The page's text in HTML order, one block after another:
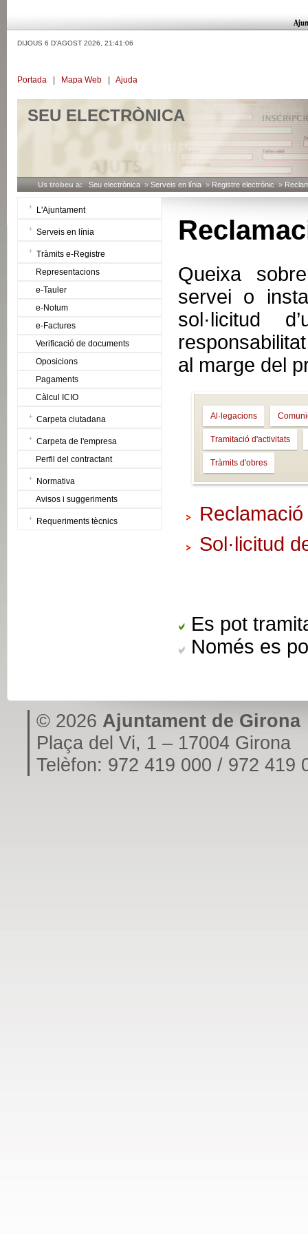
DIJOUS 6 D'AGOST 2026, 21:41:06
Portada Mapa Web Ajuda
SEU ELECTRÒNICA
Us trobeu a: Seu electrònica » Serveis en línia » Registre electrònic »
L'Ajuntament
Serveis en línia
Tràmits e-Registre
Representacions
e-Tauler
e-Notum
e-Factures
Verificació de documents
Oposicions
Pagaments
Càlcul ICIO
Carpeta ciutadana
Carpeta de l'empresa
Perfil del contractant
Normativa
Avisos i suggeriments
Requeriments tècnics
Queixa
servei o
sol·licitud
al marge del
Al·legacions
Tramitació d'activitats
Tràmits d'obres
Sol·licitud
Es pot
Només es
© 2026 Ajuntament de Girona
Plaça del Vi, 1 – 17004 Girona
Telèfon: 972 419 000 / 972 419